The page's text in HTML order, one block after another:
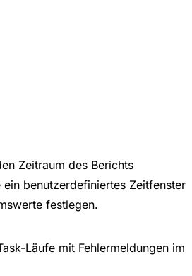
Zeitraum des Berichts
ein benutzerdefiniertes Zeitfenster
festlegen.
Läufe mit Fehlermeldungen im